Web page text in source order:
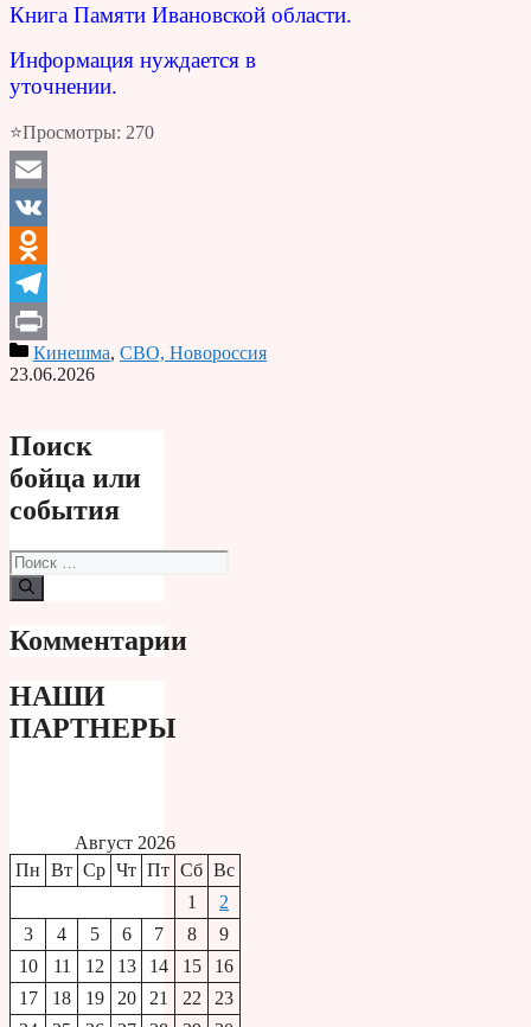
Книга Памяти Ивановской области.
Информация нуждается в
уточнении.
⭐Просмотры: 270
Email
VK
Odnoklassniki
Telegram
PrintКинешма, СВО, Новороссия
23.06.2026
Поиск
бойца или
события
Поиск:
Комментарии
НАШИ
ПАРТНЕРЫ
Август 2026
Пн Вт Ср Чт Пт Сб Вс
1
2
3
4 5 6 7 8
9
10
11 12 13 14 15
16
17
18 19 20 21 22
23